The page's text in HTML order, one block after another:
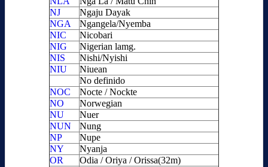
NJ
Ngaju Dayak
NGA
Ngangela/Nyemba
NIC
Nicobari
NIG
Nigerian lamg.
NIS
Nishi/Nyishi
NIU
Niuean
No definido
NOC
Nocte / Nockte
NO
Norwegian
NU
Nuer
NUN
Nung
NP
Nupe
NY
Nyanja
OR
Odia / Oriya / Orissa(32m)